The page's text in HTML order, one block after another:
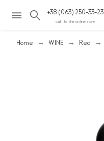
+38 (063) 250-33-23
call to the online store
Home WINE Red